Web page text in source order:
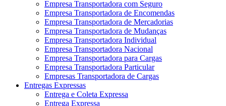
Empresa Transportadora com Seguro
Empresa Transportadora de Encomendas
Empresa Transportadora de Mercadorias
Empresa Transportadora de Mudanças
Empresa Transportadora Individual
Empresa Transportadora Nacional
Empresa Transportadora para Cargas
Empresa Transportadora Particular
Empresas Transportadora de Cargas
Entregas Expressas
Entrega e Coleta Expressa
Entrega Expressa